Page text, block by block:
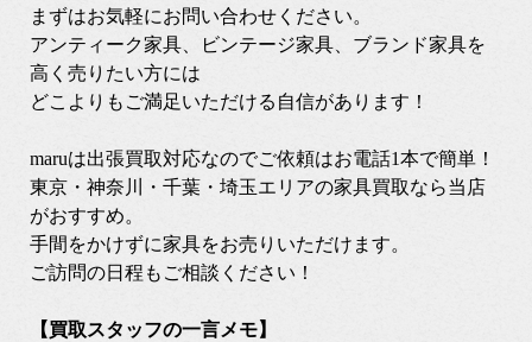
まずはお気軽にお問い合わせください。
アンティーク家具、ビンテージ家具、ブランド家具を
高く売りたい方には
どこよりもご満足いただける自信があります！
maruは出張買取対応なのでご依頼はお電話1本で簡単！
東京・神奈川・千葉・埼玉エリアの家具買取なら当店
がおすすめ。
手間をかけずに家具をお売りいただけます。
ご訪問の日程もご相談ください！
【買取スタッフの一言メモ】